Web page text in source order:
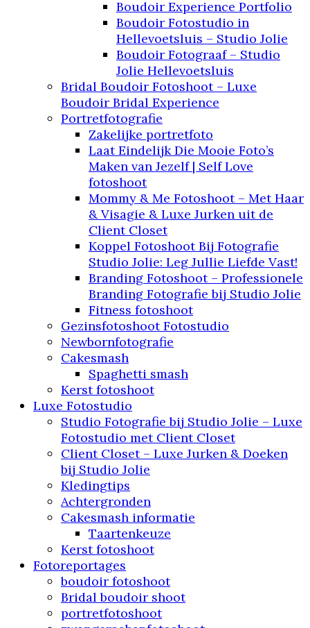
Boudoir Experience Portfolio
Boudoir Fotostudio in
Hellevoetsluis – Studio Jolie
Boudoir Fotograaf – Studio
Jolie Hellevoetsluis
Bridal Boudoir Fotoshoot – Luxe
Boudoir Bridal Experience
Portretfotografie
Zakelijke portretfoto
Laat Eindelijk Die Mooie Foto’s
Maken van Jezelf | Self Love
fotoshoot
Mommy & Me Fotoshoot – Met Haar
& Visagie & Luxe Jurken uit de
Client Closet
Koppel Fotoshoot Bij Fotografie
Studio Jolie: Leg Jullie Liefde Vast!
Branding Fotoshoot – Professionele
Branding Fotografie bij Studio Jolie
Fitness fotoshoot
Gezinsfotoshoot Fotostudio
Newbornfotografie
Cakesmash
Spaghetti smash
Kerst fotoshoot
Luxe Fotostudio
Studio Fotografie bij Studio Jolie – Luxe
Fotostudio met Client Closet
Client Closet – Luxe Jurken & Doeken
bij Studio Jolie
Kledingtips
Achtergronden
Cakesmash informatie
Taartenkeuze
Kerst fotoshoot
Fotoreportages
boudoir fotoshoot
Bridal boudoir shoot
portretfotoshoot